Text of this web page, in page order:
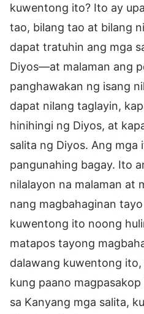
kuwentong ito? Ito ay
tao, bilang tao at bilang
dapat tratuhin ang mga
Diyos—at malaman ang
panghawakan ng isang
dapat nilang taglayin,
hinihingi ng Diyos, at
salita ng Diyos. Ang mga
pangunahing bagay. Ito
nilalayon na malaman at
nang magbahaginan
kuwentong ito noong
matapos tayong
dalawang kuwentong
kung paano
sa Kanyang mga salita,